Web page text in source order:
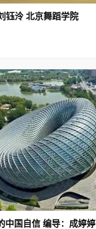
钰泠 北京舞蹈学院
凤凰中心--建筑界的中国自信 编导：成婷婷